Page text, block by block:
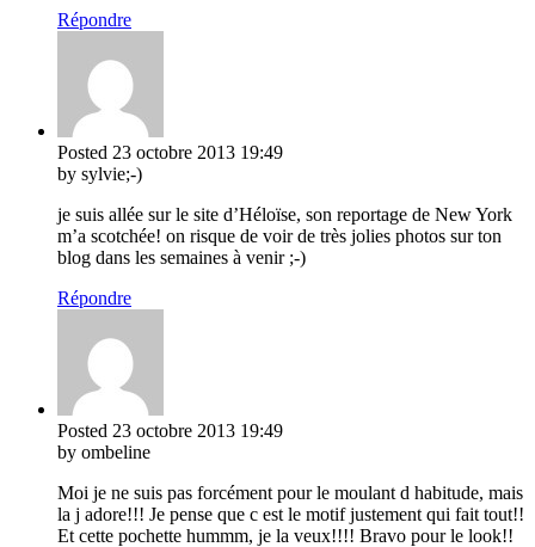
Répondre
Posted 23 octobre 2013 19:49
by sylvie;-)
je suis allée sur le site d’Héloïse, son reportage de New York
m’a scotchée! on risque de voir de très jolies photos sur ton
blog dans les semaines à venir ;-)
Répondre
Posted 23 octobre 2013 19:49
by ombeline
Moi je ne suis pas forcément pour le moulant d habitude, mais
la j adore!!! Je pense que c est le motif justement qui fait tout!!
Et cette pochette hummm, je la veux!!!! Bravo pour le look!!